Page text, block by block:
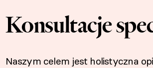
Konsultacje
Naszym celem jest holistyczna